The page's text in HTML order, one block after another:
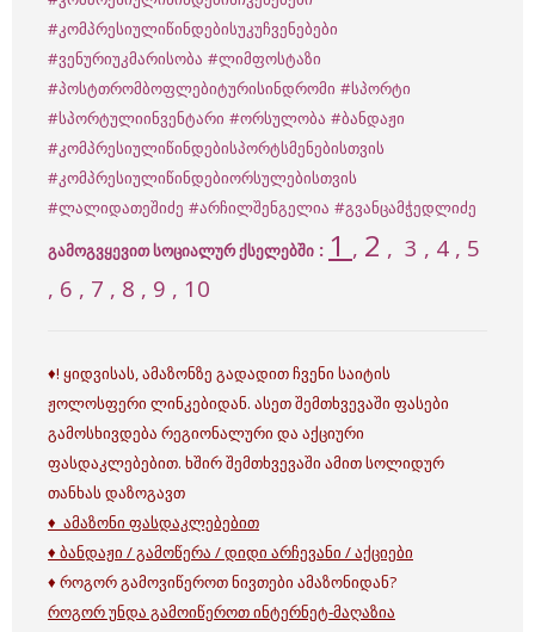
#კომპრესიულიწინდებისუკუჩვენებები
#ვენურიუკმარისობა #ლიმფოსტაზი
#პოსტთრომბოფლებიტურისინდრომი #სპორტი
#სპორტულიინვენტარი #ორსულობა #ბანდაჟი
#კომპრესიულიწინდებისპორტსმენებისთვის
#კომპრესიულიწინდებიორსულებისთვის
#ლალიდათეშიძე #არჩილშენგელია #გვანცამჭედლიძე
გამოგვყევით სოციალურ ქსელებში : 1 , 2 , 3 , 4 , 5
, 6 , 7 , 8 , 9 , 10
♦! ყიდვისას, ამაზონზე გადადით ჩვენი საიტის
ჟოლოსფერი ლინკებიდან. ასეთ შემთხვევაში ფასები
გამოსხივდება რეგიონალური და აქციური
ფასდაკლებებით. ხშირ შემთხვევაში ამით სოლიდურ
თანხას დაზოგავთ
♦ ამაზონი ფასდაკლებებით
♦ ბანდაჟი / გამოწერა / დიდი არჩევანი / აქციები
♦ როგორ გამოვიწეროთ ნივთები ამაზონიდან?
როგორ უნდა გამოიწეროთ ინტერნეტ-მაღაზია